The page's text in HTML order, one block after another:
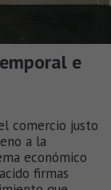
e
comercio justo
a la
económico
firmas